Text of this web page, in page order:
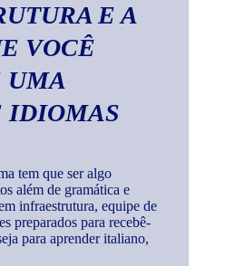
E A
VOCÊ
UMA
IDIOMAS
tem que ser algo
além de gramática e
infraestrutura, equipe de
preparados para recebê-
para aprender italiano,